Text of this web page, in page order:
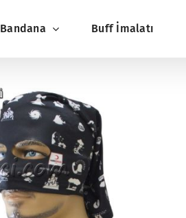
Bandana Buff İmalatı